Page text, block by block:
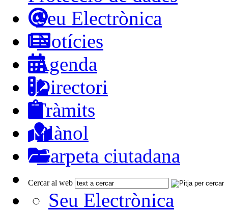
Seu Electrònica
Notícies
Agenda
Directori
Tràmits
Plànol
Carpeta ciutadana
Cercar al web
Seu Electrònica